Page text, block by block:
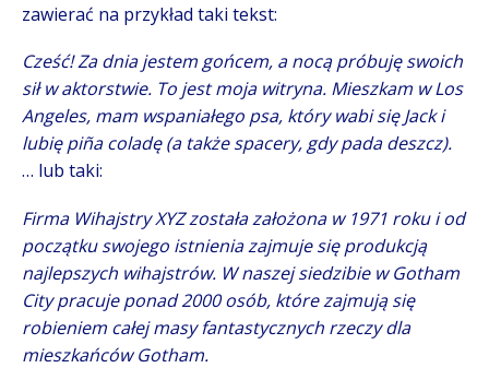
zawierać na przykład taki tekst:
Cześć! Za dnia jestem gońcem, a nocą próbuję swoich
sił w aktorstwie. To jest moja witryna. Mieszkam w Los
Angeles, mam wspaniałego psa, który wabi się Jack i
lubię piña coladę (a także spacery, gdy pada deszcz).
… lub taki:
Firma Wihajstry XYZ została założona w 1971 roku i od
początku swojego istnienia zajmuje się produkcją
najlepszych wihajstrów. W naszej siedzibie w Gotham
City pracuje ponad 2000 osób, które zajmują się
robieniem całej masy fantastycznych rzeczy dla
mieszkańców Gotham.